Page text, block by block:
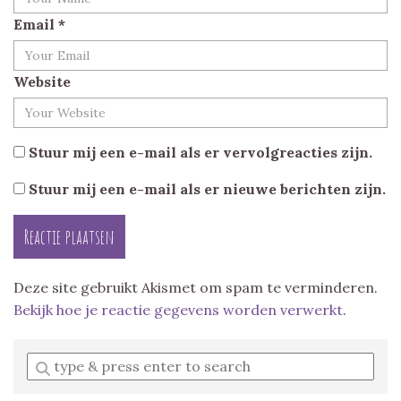
Email *
Website
Stuur mij een e-mail als er vervolgreacties zijn.
Stuur mij een e-mail als er nieuwe berichten zijn.
Deze site gebruikt Akismet om spam te verminderen.
Bekijk hoe je reactie gegevens worden verwerkt.
Enter
a